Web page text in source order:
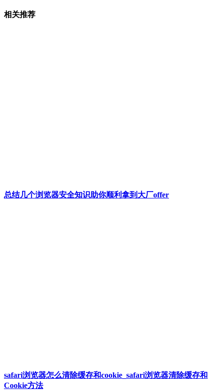
相关推荐
总结几个浏览器安全知识助你顺利拿到大厂offer
safari浏览器怎么清除缓存和cookie_safari浏览器清除缓存和
Cookie方法